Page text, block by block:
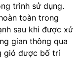
trình sử dụng.
toàn trong
sau khi được xử
gian thông qua
gió được bố trí